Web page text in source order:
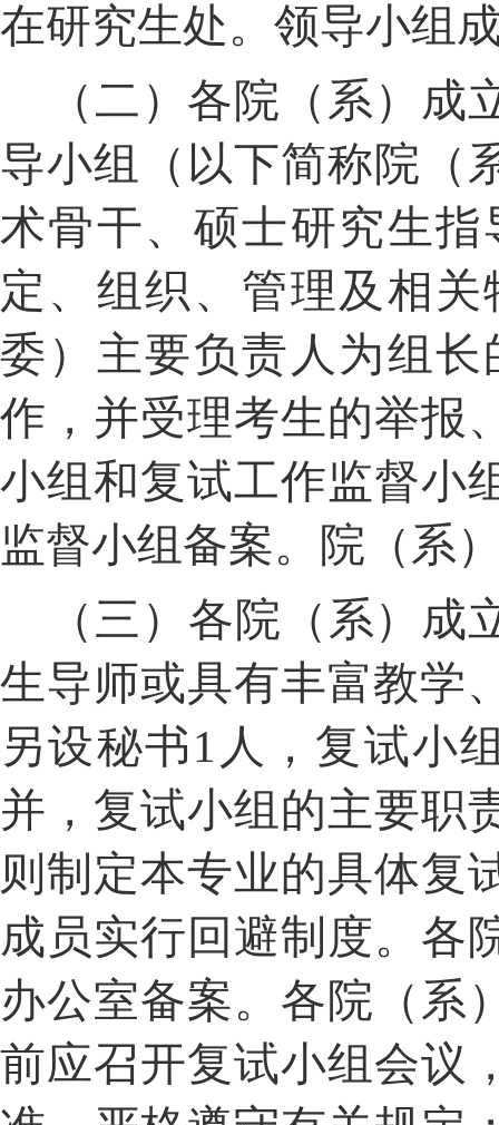
在研究生处。领导小组
（二）各院（系）成
导小组（以下简称院（
术骨干、硕士研究生
定、组织、管理及相
委）主要负责人为组
作，并受理考生的举报
小组和复试工作监督小
监督小组备案。院（系
（三）各院（系）
生导师或具有丰富教学
另设秘书1 人，复试小
并，复试小组的主要职
则制定本专业的具体复
成员实行回避制度。各
办公室备案。各院（系
前应召开复试小组会议